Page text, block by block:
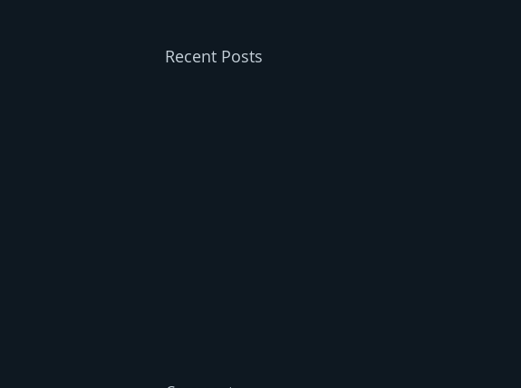
Recent Posts